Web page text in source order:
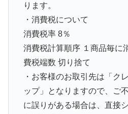
ります。
・消費税について
消費税率 8％
消費税計算順序 １商品毎に
費税端数 切り捨て
・お客様のお取引先は「ク
ップ」となりますので、ご
に誤りがある場合は、直接